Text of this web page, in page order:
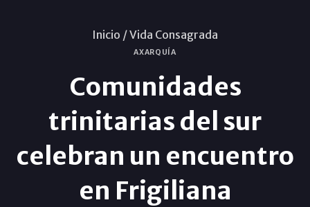
Inicio /Vida Consagrada
AXARQUÍA
Comunidades
trinitarias del sur
celebran un encuentro
en Frigiliana